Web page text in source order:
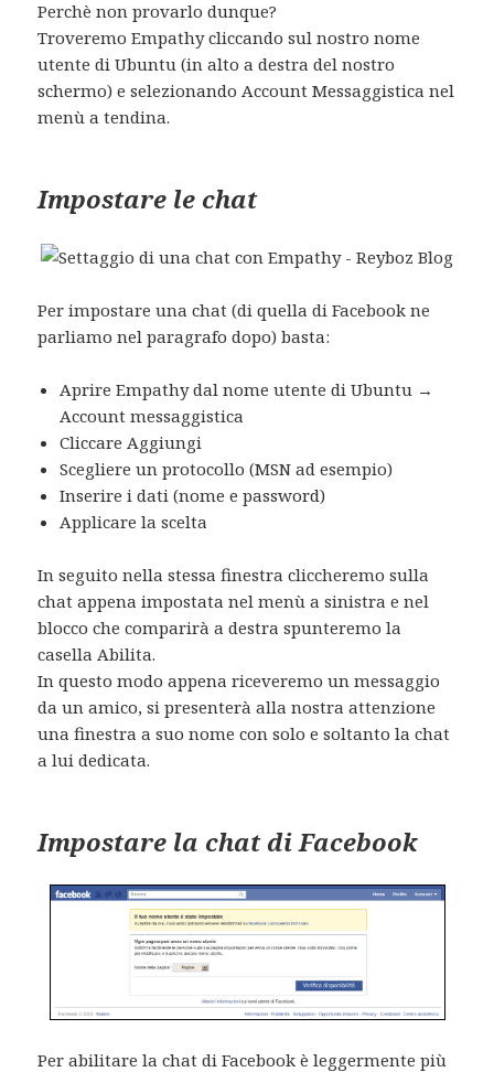
Perchè non provarlo dunque?
Troveremo Empathy cliccando sul nostro nome
utente di Ubuntu (in alto a destra del nostro
schermo) e selezionando Account Messaggistica nel
menù a tendina.
Impostare le chat
Per impostare una chat (di quella di Facebook ne
parliamo nel paragrafo dopo) basta:
Aprire Empathy dal nome utente di Ubuntu →
Account messaggistica
Cliccare Aggiungi
Scegliere un protocollo (MSN ad esempio)
Inserire i dati (nome e password)
Applicare la scelta
In seguito nella stessa finestra cliccheremo sulla
chat appena impostata nel menù a sinistra e nel
blocco che comparirà a destra spunteremo la
casella Abilita.
In questo modo appena riceveremo un messaggio
da un amico, si presenterà alla nostra attenzione
una finestra a suo nome con solo e soltanto la chat
a lui dedicata.
Impostare la chat di Facebook
Per abilitare la chat di Facebook è leggermente più